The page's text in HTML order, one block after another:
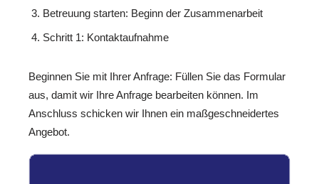
Betreuung starten: Beginn der Zusammenarbeit
Schritt 1: Kontaktaufnahme
Beginnen Sie mit Ihrer Anfrage: Füllen Sie das Formular
aus, damit wir Ihre Anfrage bearbeiten können. Im
Anschluss schicken wir Ihnen ein maßgeschneidertes
Angebot.